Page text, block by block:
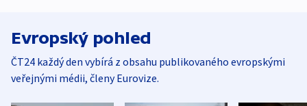
Evropský pohled
ČT24 každý den vybírá z obsahu publikovaného evropskými
veřejnými médii, členy Eurovize.